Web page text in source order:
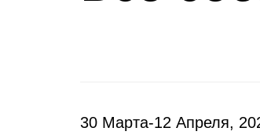
30 Марта-12 Апреля,